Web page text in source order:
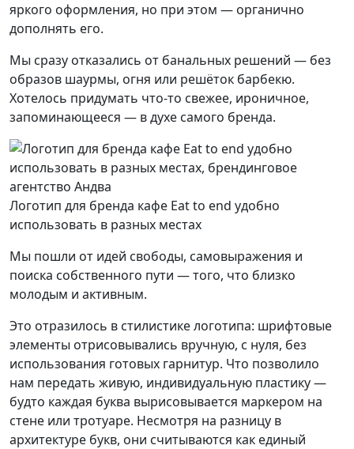
яркого оформления, но при этом — органично
дополнять его.
Мы сразу отказались от банальных решений — без
образов шаурмы, огня или решёток барбекю.
Хотелось придумать что-то свежее, ироничное,
запоминающееся — в духе самого бренда.
Логотип для бренда кафе Eat to end удобно
использовать в разных местах
Мы пошли от идей свободы, самовыражения и
поиска собственного пути — того, что близко
молодым и активным.
Это отразилось в стилистике логотипа: шрифтовые
элементы отрисовывались вручную, с нуля, без
использования готовых гарнитур. Что позволило
нам передать живую, индивидуальную пластику —
будто каждая буква вырисовывается маркером на
стене или тротуаре. Несмотря на разницу в
архитектуре букв, они считываются как единый